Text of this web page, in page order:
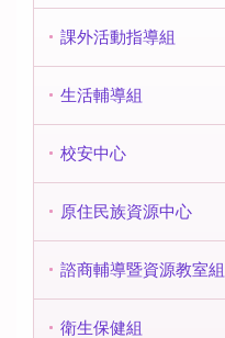
課外活動指導組
生活輔導組
校安中心
原住民族資源中心
諮商輔導暨資源教室組
衛生保健組